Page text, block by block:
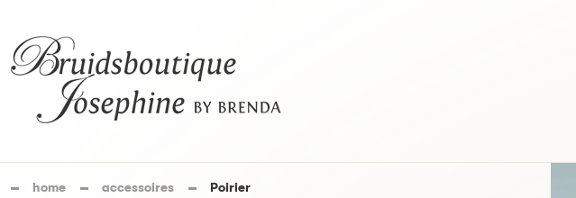
home accessoires Poirier